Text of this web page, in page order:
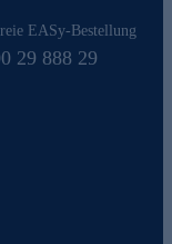
EASy-Bestellung
29 888 29